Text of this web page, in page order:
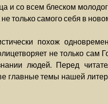
и со всем блеском
только самого себя в
похож
не только сам
людей. Перед
главные темы нашей